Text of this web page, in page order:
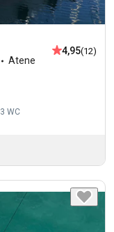
Atene
4,95(12)
3 WC